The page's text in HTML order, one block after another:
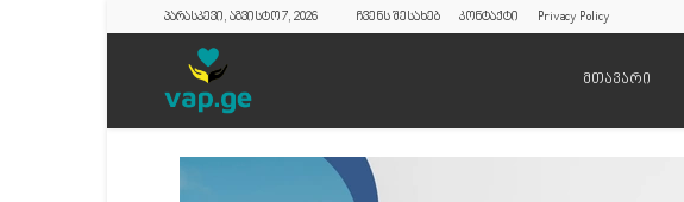
პარასკევი, აგვისტო 7, 2026 ჩვენს შესახებ კონტაქტი Privacy Policy
მთავარი